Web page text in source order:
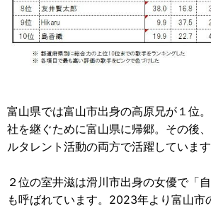
富山県では富山市出身の高原兄が１位
社を継ぐために富山県に帰郷。その後
ルタレント活動の両方で活躍しています
２位の室井滋は滑川市出身の女優で「
も呼ばれています。2023年より富山市